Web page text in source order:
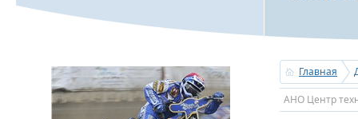
МУРТАЗЕ РАХИМОВЕ
С
Главная
АНО Центр